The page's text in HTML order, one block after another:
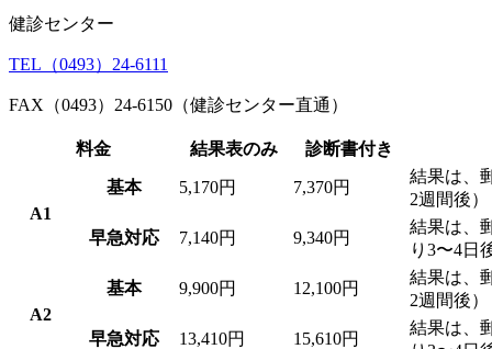
健診センター
TEL（0493）24-6111
FAX（0493）24-6150 （健診センター直通）
料金 結果表のみ 診断書付き
A1
基本 5,170円 7,370円
結果は、
2週間後）
早急対応 7,140円 9,340円
結果は、
り3〜4日
A2
基本 9,900円 12,100円
結果は、
2週間後）
早急対応 13,410円 15,610円
結果は、